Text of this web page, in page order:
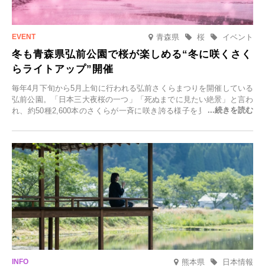
青森県 イベント
桜
冬も青森県弘前公園で桜が楽しめる“冬に咲くさく
らライトアップ”開催
毎年4月下旬から5月上旬に行われる弘前さくらまつりを開催している
弘前公園。「日本三大夜桜の一つ」「死ぬまでに見たい絶景」と言わ
れ、約50種2,600本のさくらが一斉に咲き誇る様子を見に、世界中か
日(月)～2026年2月28日(土)の期間、「冬に咲くさくらライトアップ」
を開催します。
熊本県 日本情報